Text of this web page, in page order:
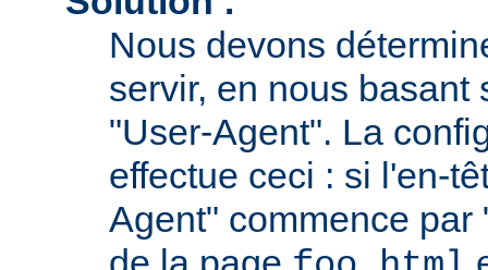
Nous devons
servir, en nous basant
"User-Agent". La
effectue ceci : si l'en-
Agent" commence par